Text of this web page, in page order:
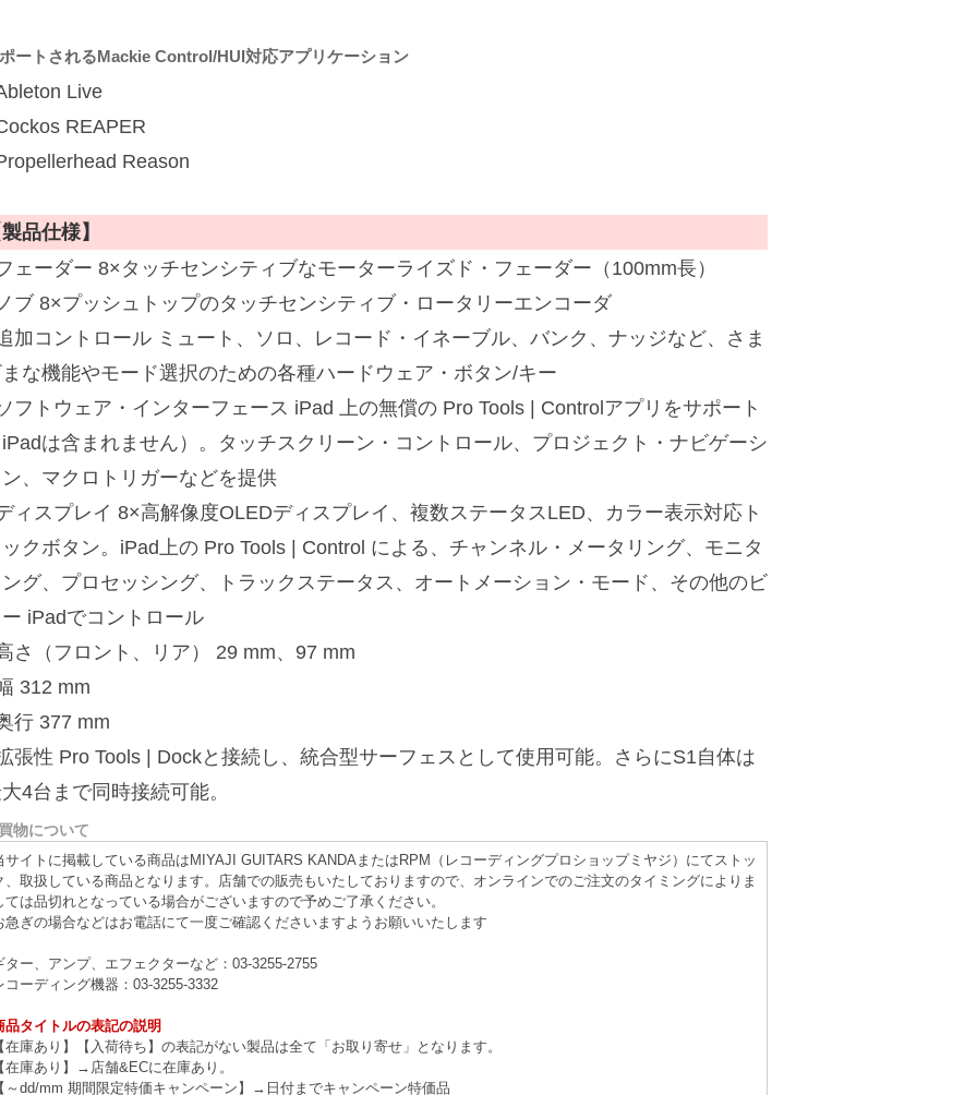
ートされるMackie Control/HUI対応アプリケーション
Live
REAPER
Reason
製品仕様】
ェーダー 8×タッチセンシティブなモーターライズド・フェーダー（100mm長）
ブ 8×プッシュトップのタッチセンシティブ・ロータリーエンコーダ
加コントロール ミュート、ソロ、レコード・イネーブル、バンク、ナッジなど、さま
まな機能やモード選択のための各種ハードウェア・ボタン/キー
フトウェア・インターフェース iPad 上の無償の Pro Tools | Controlアプリをサポート
iPadは含まれません）。タッチスクリーン・コントロール、プロジェクト・ナビゲーシ
ン、マクロトリガーなどを提供
ィスプレイ 8×高解像度OLEDディスプレイ、複数ステータスLED、カラー表示対応ト
ックボタン。iPad上の Pro Tools | Control による、チャンネル・メータリング、モニタ
ング、プロセッシング、トラックステータス、オートメーション・モード、その他のビ
ー iPadでコントロール
さ（フロント、リア） 29 mm、97 mm
312 mm
行 377 mm
張性 Pro Tools | Dockと接続し、統合型サーフェスとして使用可能。さらにS1自体は
4台まで同時接続可能。
物について
サイトに掲載している商品はMIYAJI GUITARS KANDAまたはRPM（レコーディングプロショップミヤジ）にてストッ
、取扱している商品となります。店舗での販売もいたしておりますので、オンラインでのご注文のタイミングによりま
ては品切れとなっている場合がございますので予めご了承ください。
急ぎの場合などはお電話にて一度ご確認くださいますようお願いいたします
ター、アンプ、エフェクターなど：03-3255-2755
コーディング機器：03-3255-3332
品タイトルの表記の説明
【在庫あり】【入荷待ち】の表記がない製品は全て「お取り寄せ」となります。
【在庫あり】→店舗&ECに在庫あり。
【～dd/mm 期間限定特価キャンペーン】→日付までキャンペーン特価品